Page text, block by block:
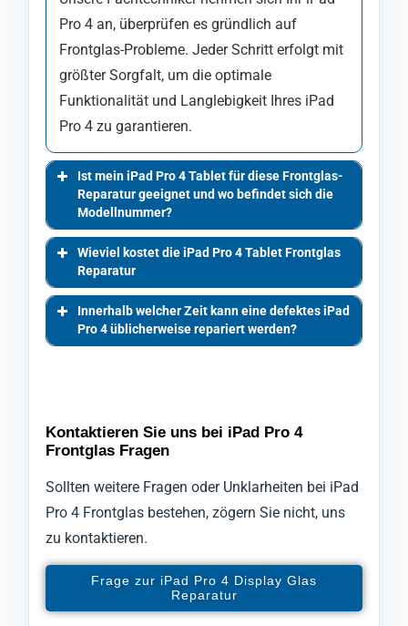
Pro 4 an, überprüfen es gründlich auf
Frontglas-Probleme. Jeder Schritt erfolgt mit
größter Sorgfalt, um die optimale
Funktionalität und Langlebigkeit Ihres iPad
Pro 4 zu garantieren.
Ist mein iPad Pro 4 Tablet für diese Frontglas-
Reparatur geeignet und wo befindet sich die
Modellnummer?
Wieviel kostet die iPad Pro 4 Tablet Frontglas
Reparatur
Innerhalb welcher Zeit kann eine defektes iPad
Pro 4 üblicherweise repariert werden?
Kontaktieren Sie uns bei iPad Pro 4
Frontglas Fragen
Sollten weitere Fragen oder Unklarheiten bei iPad
Pro 4 Frontglas bestehen, zögern Sie nicht, uns
zu kontaktieren.
Frage zur iPad Pro 4 Display Glas
Reparatur